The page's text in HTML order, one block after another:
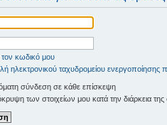
κωδικό μου
ηλεκτρονικού ταχυδρομείου ενεργοποίησης
σύνδεση σε κάθε επίσκεψη
των στοιχείων μου κατά την διάρκεια